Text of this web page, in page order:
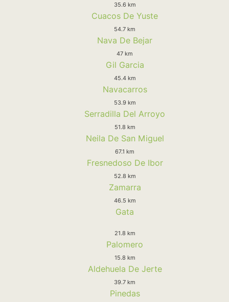
35.6 km
Cuacos De Yuste
54.7 km
Nava De Bejar
47 km
Gil Garcia
45.4 km
Navacarros
53.9 km
Serradilla Del Arroyo
51.8 km
Neila De San Miguel
67.1 km
Fresnedoso De Ibor
52.8 km
Zamarra
46.5 km
Gata
21.8 km
Palomero
15.8 km
Aldehuela De Jerte
39.7 km
Pinedas